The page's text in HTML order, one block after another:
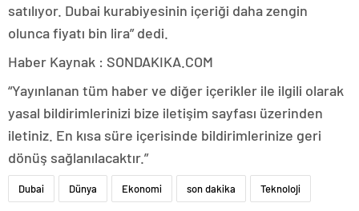
satılıyor. Dubai kurabiyesinin içeriği daha zengin
olunca fiyatı bin lira” dedi.
Haber Kaynak : SONDAKIKA.COM
“Yayınlanan tüm haber ve diğer içerikler ile ilgili olarak
yasal bildirimlerinizi bize iletişim sayfası üzerinden
iletiniz. En kısa süre içerisinde bildirimlerinize geri
dönüş sağlanılacaktır.”
Dubai Dünya Ekonomi son dakika Teknoloji